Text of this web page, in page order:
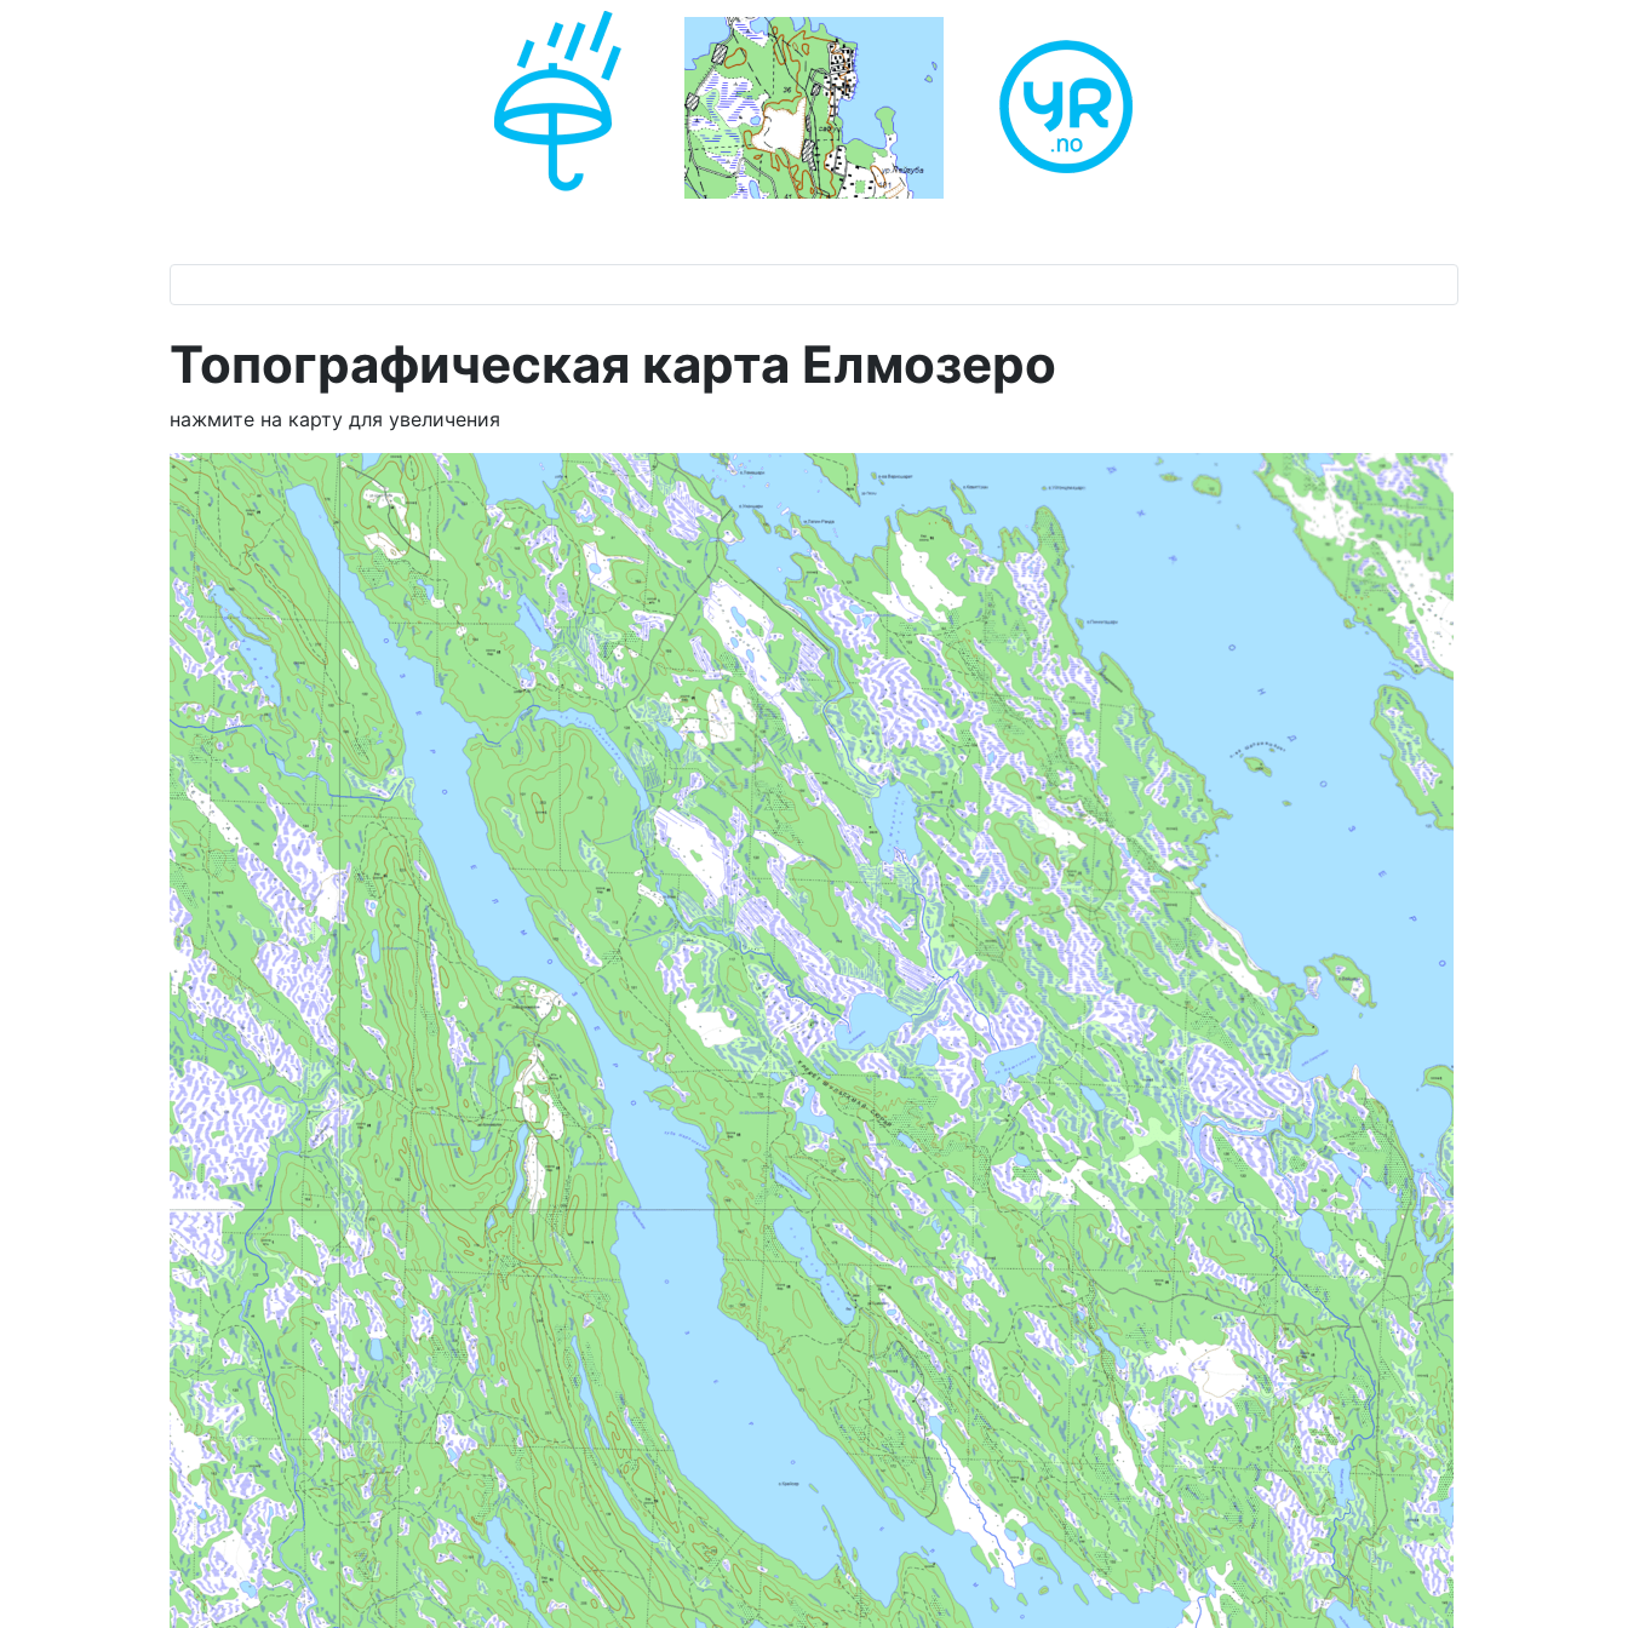
Топографическая карта Елмозеро
нажмите на карту для увеличения